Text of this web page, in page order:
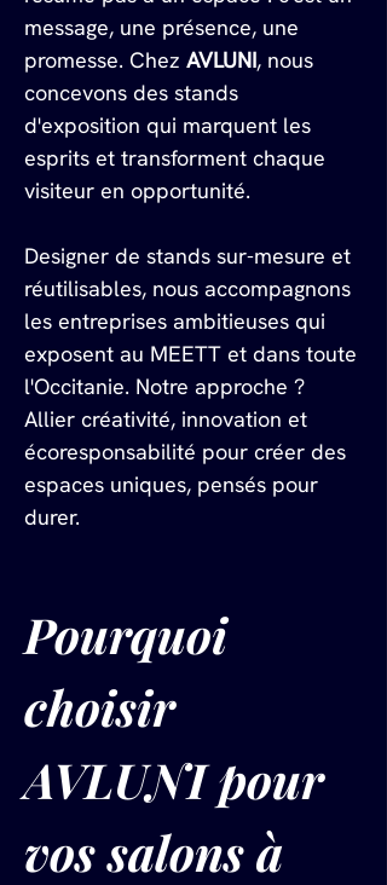
message, une présence, une
promesse. Chez AVLUNI, nous
concevons des stands
d'exposition qui marquent les
esprits et transforment chaque
visiteur en opportunité.
Designer de stands sur-mesure et
réutilisables, nous accompagnons
les entreprises ambitieuses qui
exposent au MEETT et dans toute
l'Occitanie. Notre approche ?
Allier créativité, innovation et
écoresponsabilité pour créer des
espaces uniques, pensés pour
durer.
Pourquoi
choisir
AVLUNI pour
vos salons à